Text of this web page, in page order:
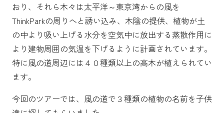
おり、それら木々は太平洋～東京湾からの風を
ThinkParkの周りへと誘い込み、木陰の提供、植物が土
の中より吸い上げる水分を空気中に放出する蒸散作用に
より建物周囲の気温を下げるように計画されています。
特に風の道周辺には４０種類以上の高木が植えられてい
ます。
今回のツアーでは、風の道で３種類の植物の名前を子供